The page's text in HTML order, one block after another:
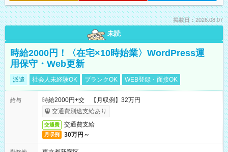
掲載日：2026.08.07
未読
時給2000円！〈在宅×10時始業〉WordPress運
用保守・Web更新
派遣 社会人未経験OK ブランクOK WEB登録・面接OK
給与
時給2000円+交 【月収例】32万円
交通費別途支給あり
交通費 交通費支給
月収例 30万円～